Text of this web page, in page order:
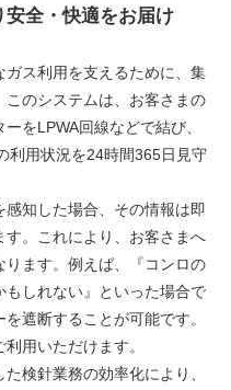
全・快適をお届け
ス利用を支えるために、集
のシステムは、お客さまの
をLPWA回線などで結び、
利用状況を24時間365日見守
知した場合、その情報は即
。これにより、お客さまへ
ます。例えば、『コンロの
しれない』といった場合で
遮断することが可能です。
用いただけます。
検針業務の効率化により、